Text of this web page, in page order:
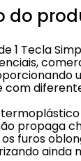
do
1 Tecla
propaga
furos
ainda